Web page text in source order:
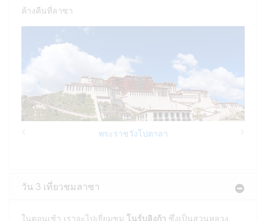
ค้างคืนที่ลาซา
พระราชวังโปตาลา
วัน 3 เที่ยวชมลาซา
ในตอนเช้า เราจะไปเยี่ยมชม โนร์บุลิงก้า ซึ่งเป็นสวนหลวง